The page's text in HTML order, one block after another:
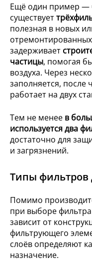
Ещё один пример —
существует
полезная в новых
задерживает
частицы, помогая
воздуха. Через
заполняется, после
работает на двух
Тем не менее в
используется два
достаточно для
и загрязнений.
Типы фильтров
Помимо
при выборе
зависит от
фильтрующего
слоёв определяют
назначение.